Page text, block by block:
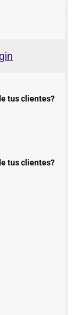
tus clientes?
tus clientes?